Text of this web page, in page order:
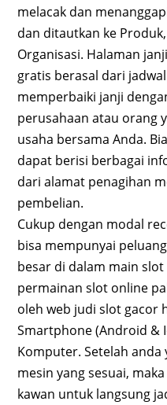
melacak dan
dan ditautkan ke
Organisasi. Halaman
gratis berasal dari
memperbaiki janji
perusahaan atau orang
usaha bersama Anda.
dapat berisi berbagai
dari alamat penagihan
pembelian.
Cukup dengan modal
bisa mempunyai
besar di dalam main
permainan slot online
oleh web judi slot gacor
Smartphone (Android &
Komputer. Setelah
mesin yang sesuai,
kawan untuk langsung